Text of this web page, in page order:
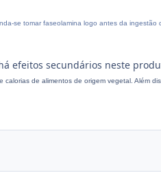
se tomar faseolamina logo antes da
efeitos secundários neste
de alimentos de origem vegetal. Além